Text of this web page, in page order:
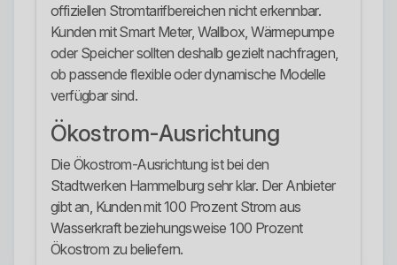
offiziellen Stromtarifbereichen nicht erkennbar.
Kunden mit Smart Meter, Wallbox, Wärmepumpe
oder Speicher sollten deshalb gezielt nachfragen,
ob passende flexible oder dynamische Modelle
verfügbar sind.
Ökostrom-Ausrichtung
Die Ökostrom-Ausrichtung ist bei den
Stadtwerken Hammelburg sehr klar. Der Anbieter
gibt an, Kunden mit 100 Prozent Strom aus
Wasserkraft beziehungsweise 100 Prozent
Ökostrom zu beliefern.